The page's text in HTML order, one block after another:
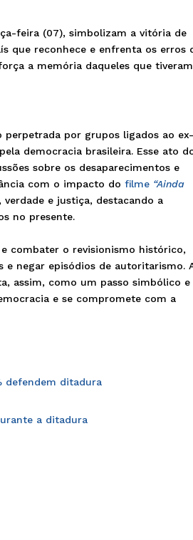
feira (07), simbolizam a vitória de
que reconhece e enfrenta os erros
a memória daqueles que tiveram
perpetrada por grupos ligados ao
democracia brasileira. Esse ato
sobre os desaparecimentos e
com o impacto dofilme “Ainda
e justiça, destacando a
no presente.
combater o revisionismo histórico,
e negar episódios de autoritarismo.
assim, como um passo simbólico e
e se compromete com a
defendem ditadura
a ditadura